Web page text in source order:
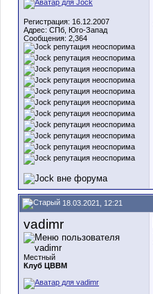
Регистрация: 16.12.2007
Адрес: СПб, Юго-Запад
Сообщения: 2,364
18.03.2021, 12:21
vadimr
Местный
Клуб ЦВВМ